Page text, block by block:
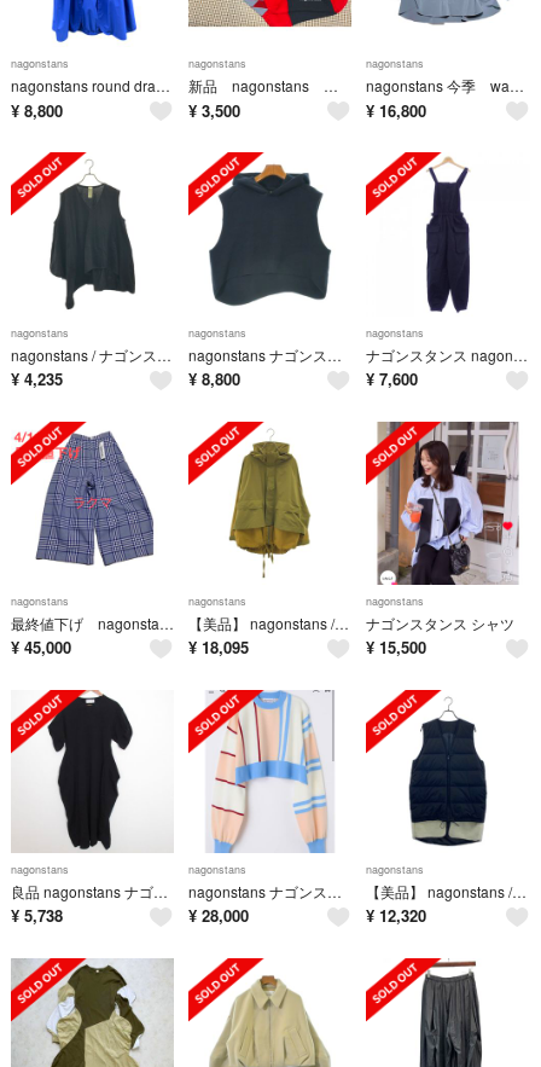
nagonstans
nagonstans round drape skirt スカート 23ss
¥ 8,800
nagonstans
新品 nagonstans ナゴンスタンス Arrow Socks ソックス
¥ 3,500
nagonstans
nagonstans 今季 wave seam shirt オーバーサイズシャツ
¥ 16,800
nagonstans
nagonstans / ナゴンスタンス | アシンメトリー オーバーシルエット カットソー | 38 | ブラック | レディース
¥ 4,235
nagonstans
nagonstans ナゴンスタンス ベスト/ノースリーブ M 紺 【古着】【中古】【送料無料】
¥ 8,800
nagonstans
ナゴンスタンス nagonstans オールインワン
¥ 7,600
nagonstans
最終値下げ nagonstans tuck wide pants 完売
¥ 45,000
nagonstans
【美品】 nagonstans / ナゴンスタンス | 2021AW | Pertex Shield / パーテックスシールド ジャケット マウンテンパーカー | S | カーキ | レディース
¥ 18,095
nagonstans
ナゴンスタンス シャツ
¥ 15,500
nagonstans
良品 nagonstans ナゴンスタンス サイロ天竺Cube dress キューブドレス ロングワンピース 470FS883-0950 サイズM ブラック レディース 古着 中古 USED
¥ 5,738
nagonstans
nagonstans ナゴンスタンス stripe pullover
¥ 28,000
nagonstans
【美品】 nagonstans / ナゴンスタンス | 裏ボア付き ジップ ダウンベスト | 36 | ブラック | レディース
¥ 12,320